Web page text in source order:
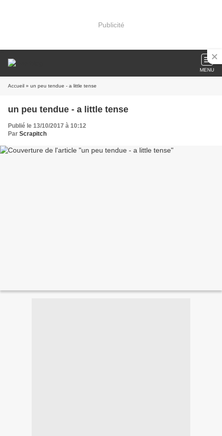
Publicité
MENU
Accueil » un peu tendue - a little tense
un peu tendue - a little tense
Publié le 13/10/2017 à 10:12
Par Scrapitch